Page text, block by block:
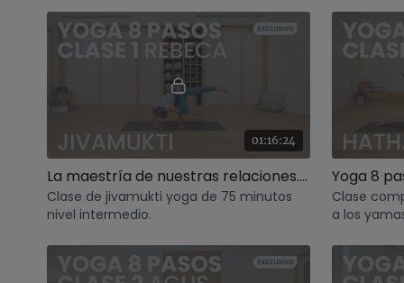
01:16:24
La maestría de nuestras relaciones. Jivamukti con Rebeca
Clase de jivamukti yoga de 75 minutos
nivel intermedio.
Yoga 8
Clase
a los